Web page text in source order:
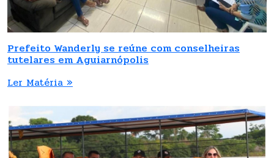
Prefeito Wanderly se reúne com conselheiras
tutelares em Aguiarnópolis
Ler Matéria »